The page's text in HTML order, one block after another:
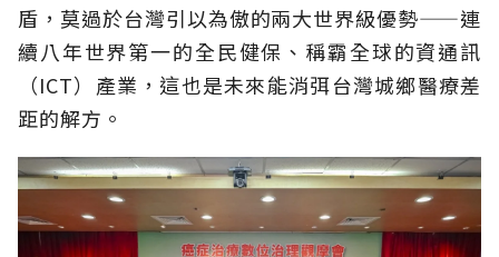
盾，莫過於台灣引以為傲的兩大世界級優勢——連
續八年世界第一的全民健保、稱霸全球的資通訊
（ICT）產業，這也是未來能消弭台灣城鄉醫療差
距的解方。